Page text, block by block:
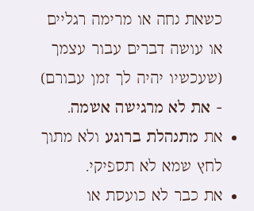
כשאת נחה או מרימה רגליים
או עושה דברים עבור עצמך
(שעכשיו יהיה לך זמן עבורם)
- את לא מרגישה אשמה.
את מתנהלת ברוגע ולא מתוך
לחץ שמא לא תספיקי.
את כבר לא כועסת או